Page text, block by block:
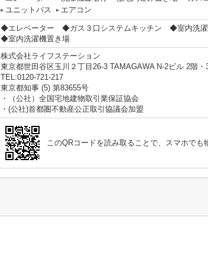
ユニットバス
エアコン
◆エレベーター ◆ガス３口システムキッチン ◆室内洗
◆室内洗濯機置き場
株式会社ライフステーション
東京都世田谷区玉川２丁目26-3 TAMAGAWA N-2ビル 2階・
TEL:0120-721-217
東京都知事 (5) 第83655号
・（公社）全国宅地建物取引業保証協会
・(公社)首都圏不動産公正取引協議会加盟
このQRコードを読み取ることで、スマホでも